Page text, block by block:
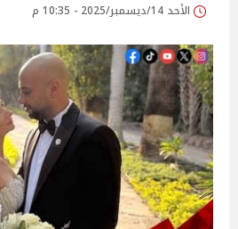
الأحد 14/ديسمبر/2025 - 10:35 م